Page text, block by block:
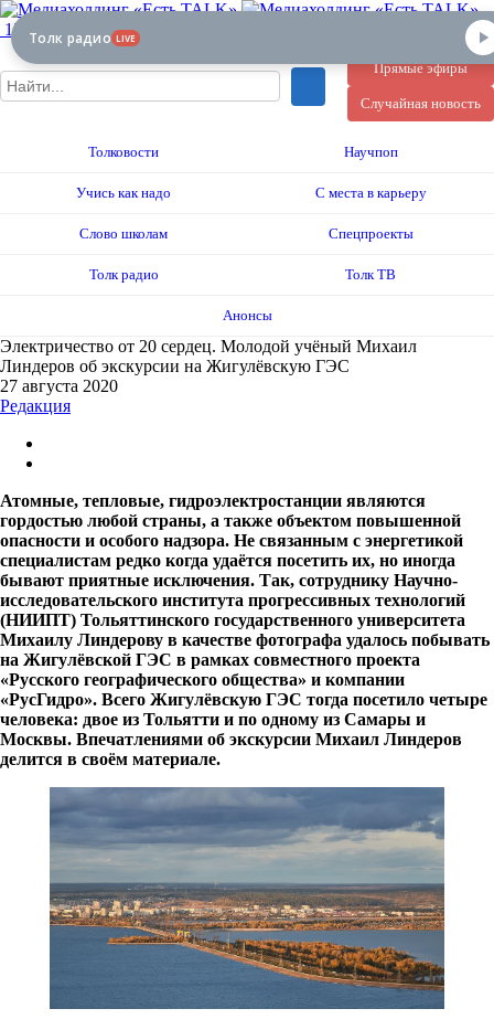
12+
Прямые эфиры
Случайная новость
Толковости Научпоп
Учись как надо С места в карьеру
Слово школам Спецпроекты
Толк радио Толк ТВ
Анонсы
Электричество от 20 сердец. Молодой учёный Михаил
Линдеров об экскурсии на Жигулёвскую ГЭС
27 августа 2020
Редакция
Атомные, тепловые, гидроэлектростанции являются
гордостью любой страны, а также объектом повышенной
опасности и особого надзора. Не связанным с энергетикой
специалистам редко когда удаётся посетить их, но иногда
бывают приятные исключения. Так, сотруднику Научно-
исследовательского института прогрессивных технологий
(НИИПТ) Тольяттинского государственного университета
Михаилу Линдерову в качестве фотографа удалось побывать
на Жигулёвской ГЭС в рамках совместного проекта
«Русского географического общества» и компании
«РусГидро». Всего Жигулёвскую ГЭС тогда посетило четыре
человека: двое из Тольятти и по одному из Самары и
Москвы. Впечатлениями об экскурсии Михаил Линдеров
делится в своём материале.
Толк радио LIVE